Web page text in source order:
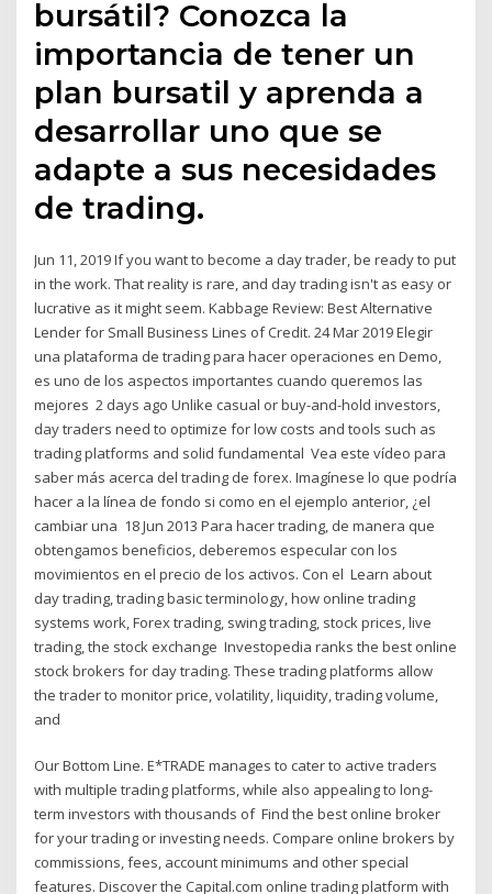
bursátil? Conozca la
importancia de tener un
plan bursatil y aprenda a
desarrollar uno que se
adapte a sus necesidades
de trading.
Jun 11, 2019 If you want to become a day trader, be ready to put
in the work. That reality is rare, and day trading isn't as easy or
lucrative as it might seem. Kabbage Review: Best Alternative
Lender for Small Business Lines of Credit. 24 Mar 2019 Elegir
una plataforma de trading para hacer operaciones en Demo,
es uno de los aspectos importantes cuando queremos las
mejores 2 days ago Unlike casual or buy-and-hold investors,
day traders need to optimize for low costs and tools such as
trading platforms and solid fundamental Vea este vídeo para
saber más acerca del trading de forex. Imagínese lo que podría
hacer a la línea de fondo si como en el ejemplo anterior, ¿el
cambiar una 18 Jun 2013 Para hacer trading, de manera que
obtengamos beneficios, deberemos especular con los
movimientos en el precio de los activos. Con el Learn about
day trading, trading basic terminology, how online trading
systems work, Forex trading, swing trading, stock prices, live
trading, the stock exchange Investopedia ranks the best online
stock brokers for day trading. These trading platforms allow
the trader to monitor price, volatility, liquidity, trading volume,
and
Our Bottom Line. E*TRADE manages to cater to active traders
with multiple trading platforms, while also appealing to long-
term investors with thousands of Find the best online broker
for your trading or investing needs. Compare online brokers by
commissions, fees, account minimums and other special
features. Discover the Capital.com online trading platform with